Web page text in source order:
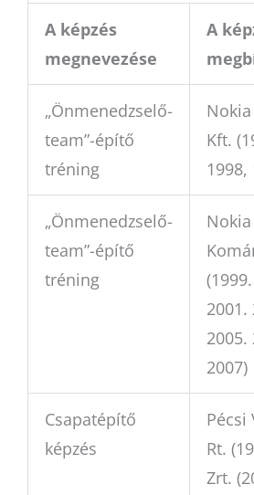
A képzés
megnevezése
A
„Önmenedzselő-
team”-építő
tréning
Kft.
1998,
„Önmenedzselő-
team”-építő
tréning
Nokia
2001.
2005.
2007)
Csapatépítő
képzés
Pécsi
Rt.
Zrt.